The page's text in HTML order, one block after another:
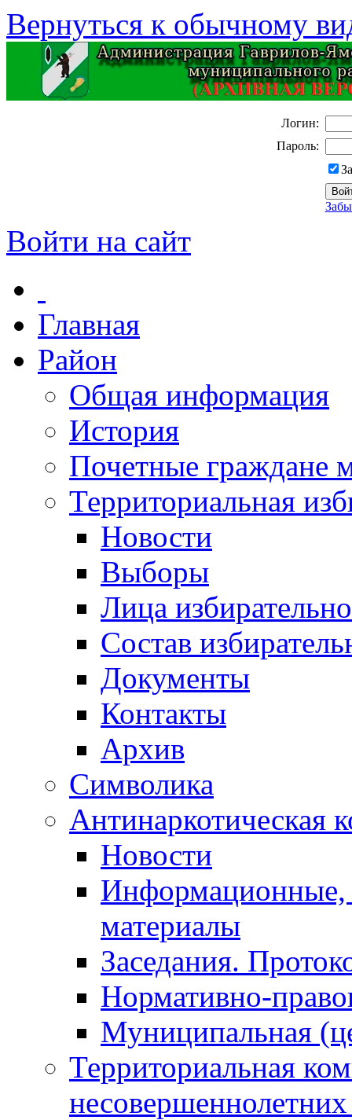
Вернуться к обычному
Логин:
Пароль:
Войти на сайт
Главная
Район
Общая информация
История
Почетные граждане
Территориальная
Новости
Выборы
Лица
Состав
Документы
Контакты
Архив
Символика
Антинаркотическая
Новости
Информационные,
материалы
Заседания.
Нормативно-
Муниципальная
Территориальная